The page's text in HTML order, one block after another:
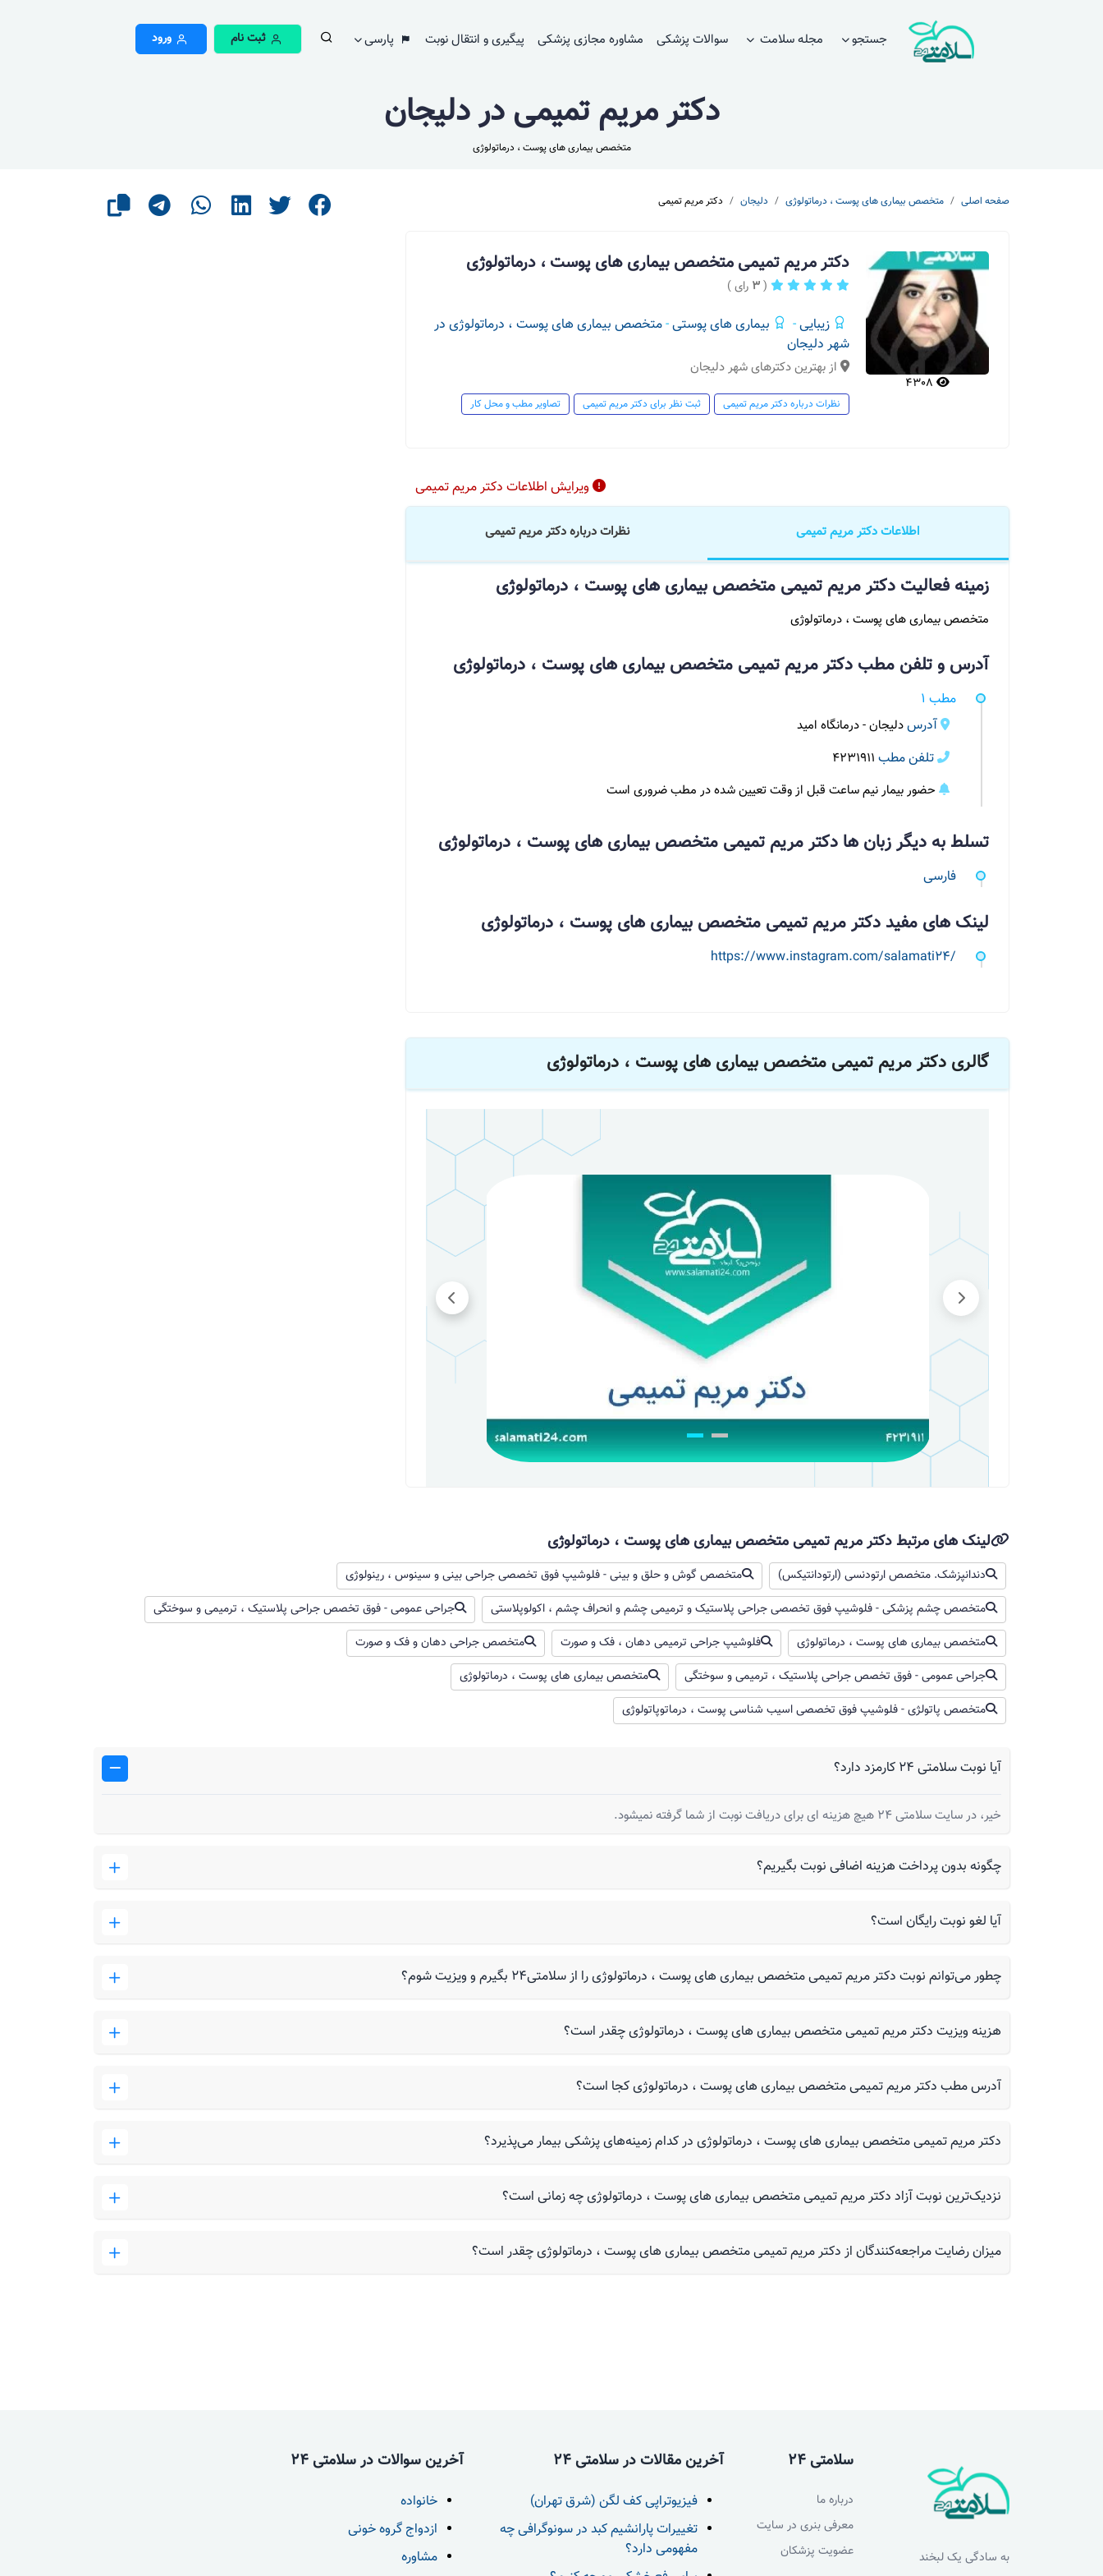
جستجو مجله سلامت سوالات پزشکی مشاوره مجازی پزشکی پیگیری و انتقال نوبت پارسی ثبت نام ورود
دکتر مریم تمیمی در دلیجان
متخصص بیماری های پوست ، درماتولوژی
صفحه اصلی متخصص بیماری های پوست ، درماتولوژی دلیجان دکتر مریم تمیمی
دکتر مریم تمیمی متخصص بیماری های پوست ، درماتولوژی
(
3 رای )
زیبایی- بیماری های پوستی-متخصص بیماری های پوست ، درماتولوژی در
شهر دلیجان
از بهترین دکترهای شهر دلیجان
نظرات درباره دکتر مریم تمیمی ثبت نظر برای دکتر مریم تمیمی تصاویر مطب و محل کار
ویرایش اطلاعات دکتر مریم تمیمی
اطلاعات دکتر مریم تمیمی نظرات درباره دکتر مریم تمیمی
زمینه فعالیت دکتر مریم تمیمی متخصص بیماری های پوست ، درماتولوژی
متخصص بیماری های پوست ، درماتولوژی
آدرس و تلفن مطب دکتر مریم تمیمی متخصص بیماری های پوست ، درماتولوژی
مطب 1
آدرسدلیجان - درمانگاه امید
تلفن مطب
حضور بیمار نیم ساعت قبل از وقت تعیین شده در مطب ضروری است
تسلط به دیگر زبان ها دکتر مریم تمیمی متخصص بیماری های پوست ، درماتولوژی
فارسی
لینک های مفید دکتر مریم تمیمی متخصص بیماری های پوست ، درماتولوژی
https://www.instagram.com/salamati24/
گالری دکتر مریم تمیمی متخصص بیماری های پوست ، درماتولوژی
لینک های مرتبط دکتر مریم تمیمی متخصص بیماری های پوست ، درماتولوژی
دندانپزشک. متخصص ارتودنسی (ارتودانتیکس)
متخصص گوش و حلق و بینی - فلوشیپ فوق تخصصی جراحی بینی و سینوس ، رینولوژی
متخصص چشم پزشکی - فلوشیپ فوق تخصصی جراحی پلاستیک و ترمیمی چشم و انحراف چشم ، اکولوپلاستی
جراحی عمومی - فوق تخصص جراحی پلاستیک ، ترمیمی و سوختگی
متخصص بیماری های پوست ، درماتولوژی
فلوشیپ جراحی ترمیمی دهان ، فک و صورت
متخصص جراحی دهان و فک و صورت
جراحی عمومی - فوق تخصص جراحی پلاستیک ، ترمیمی و سوختگی
متخصص بیماری های پوست ، درماتولوژی
متخصص پاتولژی - فلوشیپ فوق تخصصی اسیب شناسی پوست ، درماتوپاتولوژی
آیا نوبت سلامتی 24 کارمزد دارد؟
خیر، در سایت سلامتی 24 هیچ هزینه ای برای دریافت نوبت از شما گرفته نمیشود.
چگونه بدون پرداخت هزینه اضافی نوبت بگیریم؟
آیا لغو نوبت رایگان است؟
چطور می‌توانم نوبت دکتر مریم تمیمی متخصص بیماری های پوست ، درماتولوژی را از سلامتی۲۴ بگیرم و ویزیت شوم؟
هزینه ویزیت دکتر مریم تمیمی متخصص بیماری های پوست ، درماتولوژی چقدر است؟
آدرس مطب دکتر مریم تمیمی متخصص بیماری های پوست ، درماتولوژی کجا است؟
دکتر مریم تمیمی متخصص بیماری های پوست ، درماتولوژی در کدام زمینه‌های پزشکی بیمار می‌پذیرد؟
نزدیک‌ترین نوبت آزاد دکتر مریم تمیمی متخصص بیماری های پوست ، درماتولوژی چه زمانی است؟
میزان رضایت مراجعه‌کنندگان از دکتر مریم تمیمی متخصص بیماری های پوست ، درماتولوژی چقدر است؟
به سادگی یک لبخند
سلامتی 24
درباره ما
معرفی بنری در سایت
عضویت پزشکان
آخرین مقالات در سلامتی 24
فیزیوتراپی کف لگن (شرق تهران)
تغییرات پارانشیم کبد در سونوگرافی چه
مفهومی دارد؟
آخرین سوالات در سلامتی 24
خانواده
ازدواج گروه خونی
مشاوره